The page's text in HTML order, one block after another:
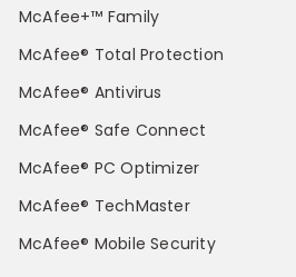
McAfee+™ Family
McAfee® Total Protection
McAfee® Antivirus
McAfee® Safe Connect
McAfee® PC Optimizer
McAfee® TechMaster
McAfee® Mobile Security